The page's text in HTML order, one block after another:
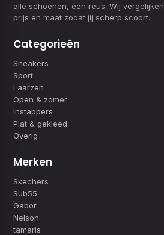
alle schoenen, één reus. Wij vergelijken
prijs en maat zodat jij scherp scoort.
Categorieën
Sneakers
Sport
Laarzen
Open & zomer
Instappers
Plat & gekleed
Overig
Merken
Skechers
Sub55
Gabor
Nelson
tamaris